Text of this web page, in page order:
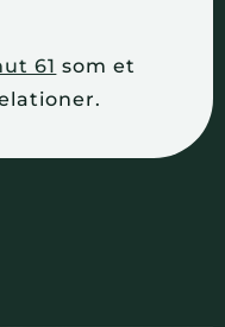
61 som et